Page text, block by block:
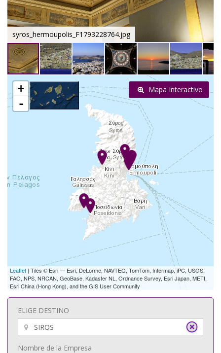
syros_hermoupolis_F1793228764.jpg
+
-
Leaflet | Tiles © Esri — Esri, DeLorme, NAVTEQ, TomTom, Intermap, iPC, USGS,
FAO, NPS, NRCAN, GeoBase, Kadaster NL, Ordnance Survey, Esri Japan, METI,
Esri China (Hong Kong), and the GIS User Community
Mapa Interactivo
ELIGE DESTINO
Nombre de la Empresa